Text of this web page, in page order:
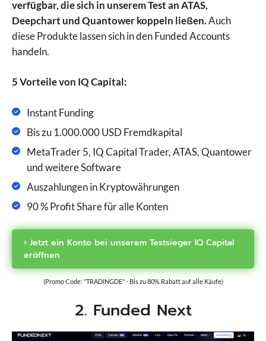
verfügbar, die sich in unserem Test an ATAS,
Deepchart und Quantower koppeln ließen.Auch
diese Produkte lassen sich in den Funded Accounts
handeln.
5 Vorteile von IQ Capital:
Instant Funding
Bis zu 1.000.000 USD Fremdkapital
MetaTrader 5, IQ Capital Trader, ATAS, Quantower
und weitere Software
Auszahlungen in Kryptowährungen
90 % Profit Share für alle Konten
› Jetzt ein Konto bei unserem Testsieger IQ Capital
eröffnen
(Promo Code: "TRADINGDE" - Bis zu 80% Rabatt auf alle Käufe)
2. Funded Next